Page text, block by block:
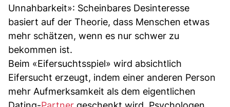
Unnahbarkeit»: Scheinbares Desinteresse
basiert auf der Theorie, dass Menschen etwas
mehr schätzen, wenn es nur schwer zu
bekommen ist.
Beim «Eifersuchtsspiel» wird absichtlich
Eifersucht erzeugt, indem einer anderen Person
mehr Aufmerksamkeit als dem eigentlichen